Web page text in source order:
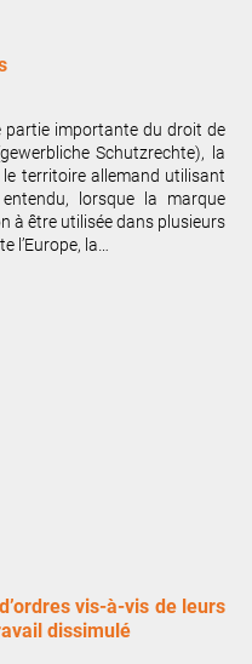
partie importante du droit de
Schutzrechte), la
territoire allemand utilisant
lorsque la marque
à être utilisée dans plusieurs
l’Europe, la…
vis-à-vis de leurs
dissimulé